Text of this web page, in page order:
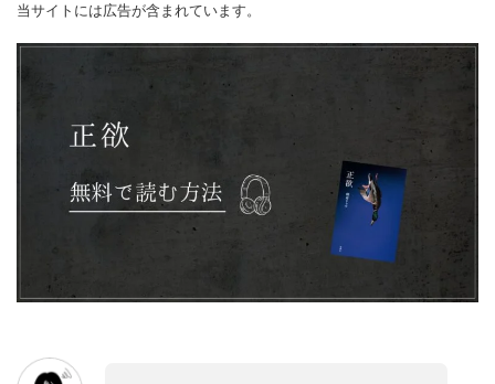
当サイトには広告が含まれています。